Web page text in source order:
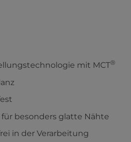
mit MCT®
besonders glatte Nähte
in der Verarbeitung